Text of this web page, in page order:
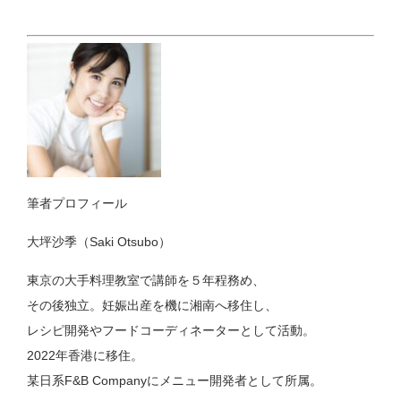
筆者プロフィール
大坪沙季（Saki Otsubo）
東京の大手料理教室で講師を５年程務め、
その後独立。妊娠出産を機に湘南へ移住し、
レシピ開発やフードコーディネーターとして活動。
2022年香港に移住。
某日系F&B Companyにメニュー開発者として所属。